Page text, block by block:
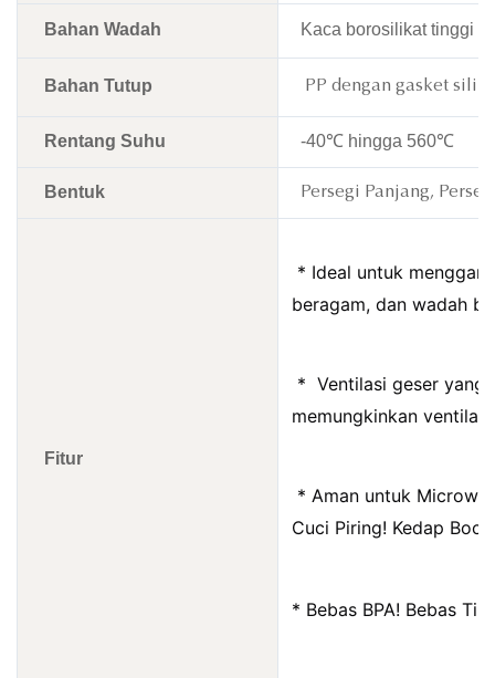
Bahan Wadah Kaca borosilikat tinggi
Bahan Tutup PP dengan gasket
Rentang Suhu -40℃ hingga 560℃
Bentuk Persegi Panjang,
Fitur
beragam, dan wadah
* Ventilasi geser yang
memungkinkan
* Aman untuk
Cuci Piring! Kedap
* Bebas BPA! Bebas